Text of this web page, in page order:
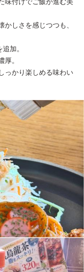
味付けでご飯が進む美
しさを感じつつも、
加。
。
っかり楽しめる味わい